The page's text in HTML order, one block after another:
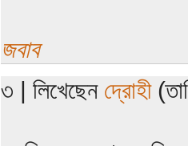
জবাব
৩ | লিখেছেন দ্রোহী